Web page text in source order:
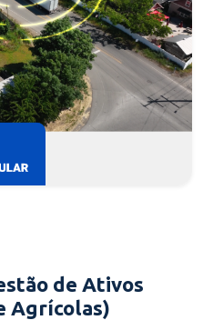
de Ativos
Agrícolas)